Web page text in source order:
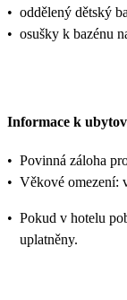
• oddělený dětský
• osušky k bazénu
Informace k
• Povinná záloha
• Věkové omezení:
• Pokud v hotelu
uplatněny.